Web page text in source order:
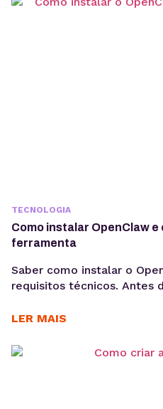
TECNOLOGIA
Como instalar OpenClaw
ferramenta
Saber como instalar o
requisitos técnicos. Antes
casos de uso e como a
OpenClaw centraliza a
LER MAIS